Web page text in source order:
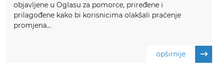
objavljene u Oglasu za pomorce, priređene i
prilagođene kako bi korisnicima olakšali praćenje
promjena...
opširnije